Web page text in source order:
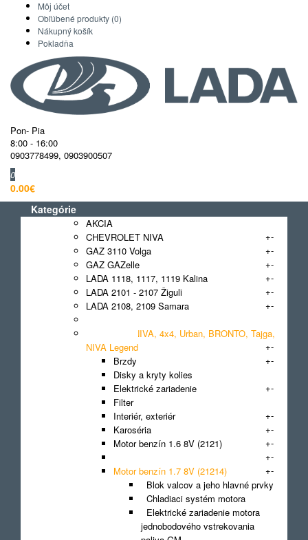
Môj účet
Obľúbené produkty (0)
Nákupný košík
Pokladňa
Pon- Pia
8:00 - 16:00
0903778499, 0903900507
0
0.00€
Kategórie
AKCIA
CHEVROLET NIVA
+-
GAZ 3110 Volga
+-
GAZ GAZelle
+-
LADA 1118, 1117, 1119 Kalina
+-
LADA 2101 - 2107 Žiguli
+-
LADA 2108, 2109 Samara
+-
LADA 2121 NIVA, 4x4, Urban, BRONTO, Tajga,
NIVA Legend
+-
Brzdy
+-
Disky a kryty kolies
Elektrické zariadenie
+-
Filter
Interiér, exteriér
+-
Karoséria
+-
Motor benzín 1.6 8V (2121)
+-
+-
Motor benzín 1.7 8V (21214)
+-
Blok valcov a jeho hlavné prvky
Chladiaci systém motora
Elektrické zariadenie motora
jednobodového vstrekovania